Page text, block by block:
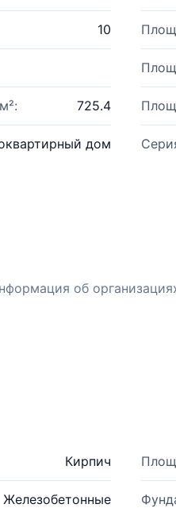
10
725.4
дом
об
Кирпич
Железобетонные